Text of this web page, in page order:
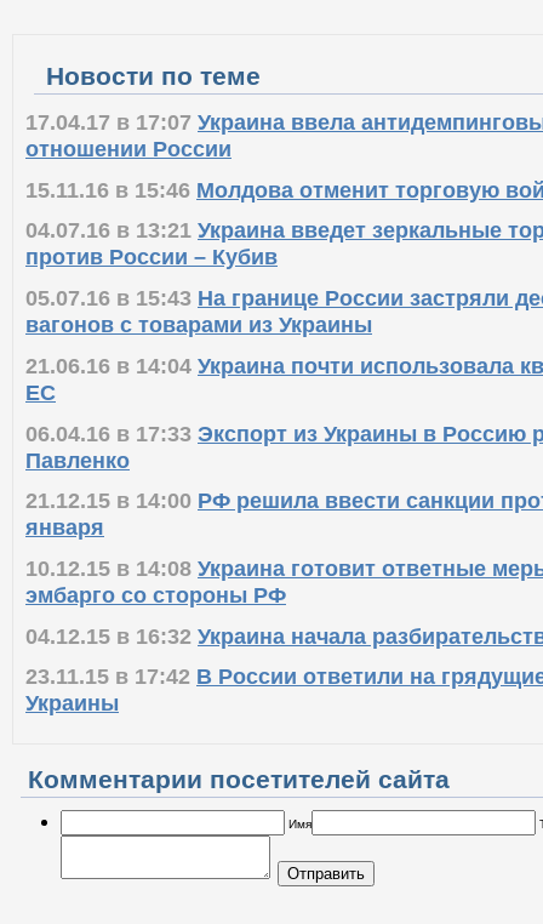
Новости по теме
17.04.17 в 17:07 Украина ввела
отношении России
15.11.16 в 15:46 Молдова отменит торговую
04.07.16 в 13:21 Украина введет зеркальные
против России – Кубив
05.07.16 в 15:43 На границе России застряли
вагонов с товарами из Украины
21.06.16 в 14:04 Украина почти использовала
ЕС
06.04.16 в 17:33 Экспорт из Украины в Россию
Павленко
21.12.15 в 14:00 РФ решила ввести санкции
января
10.12.15 в 14:08 Украина готовит ответные
эмбарго со стороны РФ
04.12.15 в 16:32 Украина начала
23.11.15 в 17:42 В России ответили на
Украины
Комментарии посетителей сайта
Имя
Отправить